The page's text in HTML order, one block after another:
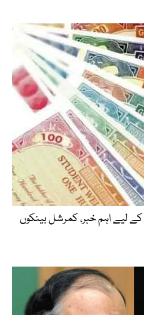
کے لیے اہم خبر، کمرشل بینکوں